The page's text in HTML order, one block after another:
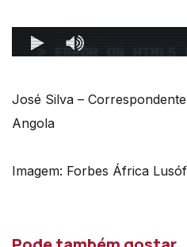
José Silva –
Angola
Imagem: Forbes África